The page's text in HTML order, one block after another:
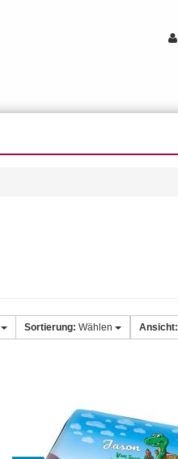
Ansicht:
Sortierung: Wählen